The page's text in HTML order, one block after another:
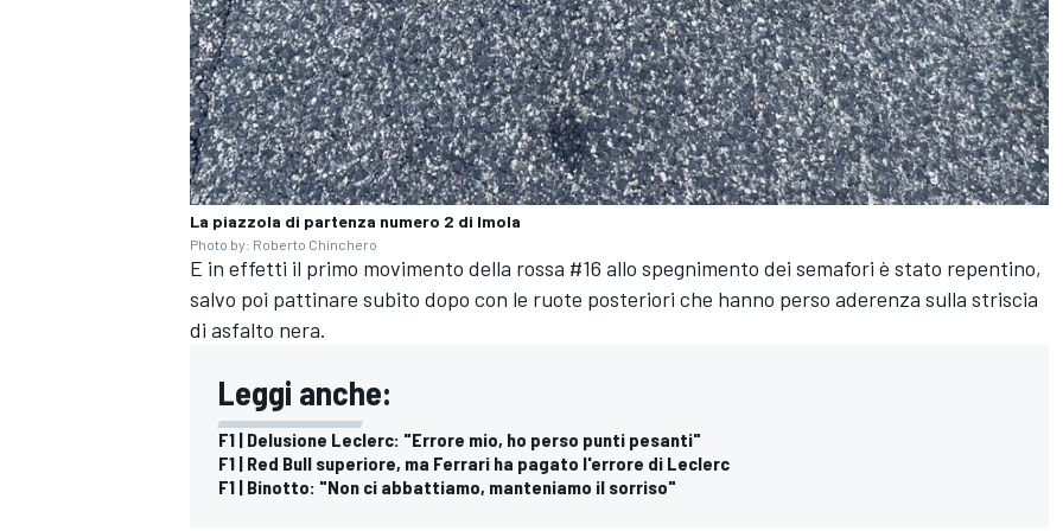
La piazzola di partenza numero 2 di Imola
Photo by: Roberto Chinchero
E in effetti il primo movimento della rossa #16 allo spegnimento dei semafori è stato repentino,
salvo poi pattinare subito dopo con le ruote posteriori che hanno perso aderenza sulla striscia
di asfalto nera.
Leggi anche:
F1 | Delusione Leclerc: "Errore mio, ho perso punti pesanti"
F1 | Red Bull superiore, ma Ferrari ha pagato l'errore di Leclerc
F1 | Binotto: "Non ci abbattiamo, manteniamo il sorriso"